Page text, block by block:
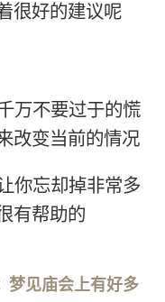
很好的建议呢
万不要过于的慌
改变当前的情况
你忘却掉非常多
有帮助的
梦见庙会上有好多